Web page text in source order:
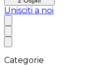
Unisciti a noi
Categorie